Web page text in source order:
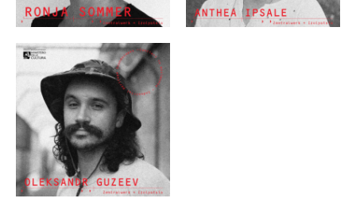
BAUTAGEBUCH
VERMIETUNG
UNTERSTÜTZEN
NEWSLETTER